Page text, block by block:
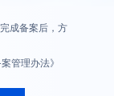
成备案后，方
管理办法》